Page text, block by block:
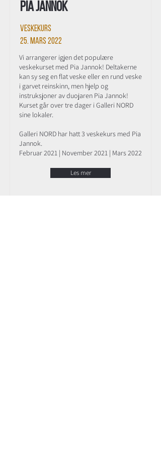
Pia Jannok
Veskekurs
25. mars 2022
Vi arrangerer igjen det populære
veskekurset med Pia Jannok! Deltakerne
kan sy seg en flat veske eller en rund veske
i garvet reinskinn, men hjelp og
instruksjoner av duojaren Pia Jannok!
Kurset går over tre dager i Galleri NORD
sine lokaler.
Galleri NORD har hatt 3 veskekurs med Pia
Jannok.
Februar 2021 | November 2021 | Mars 2022
Les mer